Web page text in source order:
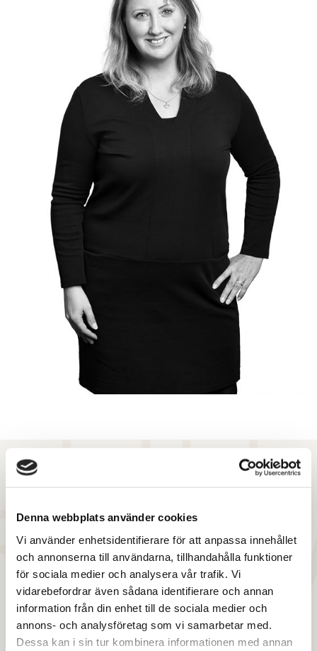
Denna webbplats använder cookies
Vi använder enhetsidentifierare för att anpassa innehållet
och annonserna till användarna, tillhandahålla funktioner
för sociala medier och analysera vår trafik. Vi
vidarebefordrar även sådana identifierare och annan
information från din enhet till de sociala medier och
annons- och analysföretag som vi samarbetar med.
Dessa kan i sin tur kombinera informationen med annan
marknaden. I och med de senaste årens
press nedåt på direktavkastningskrav och nu
den senaste tidens ökade kostnader för
finansiering med stigande räntor och
inflation gör att investerarna får en annan